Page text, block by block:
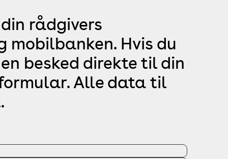
rådgivers
Hvis du
besked direkte til din
Alle data til